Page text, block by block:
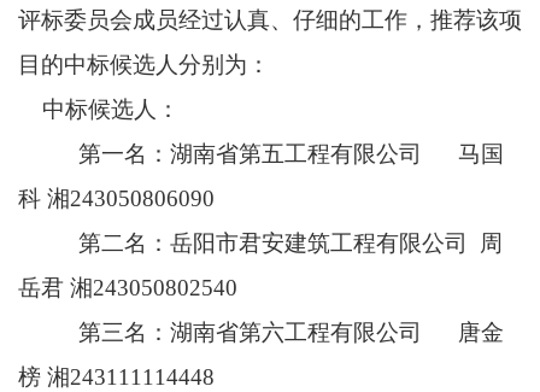
评标委员会成员经过认真、仔细的工作，推荐该项
目的中标候选人分别为：
中标候选人：
第一名：湖南省第五工程有限公司 马国
科 湘243050806090
第二名：岳阳市君安建筑工程有限公司 周
岳君 湘243050802540
第三名：湖南省第六工程有限公司 唐金
榜 湘243111114448